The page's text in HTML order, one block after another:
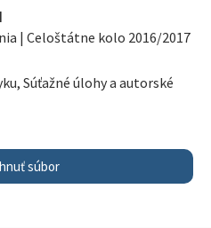
| Celoštátne kolo 2016/2017
, Súťažné úlohy a autorské
súbor